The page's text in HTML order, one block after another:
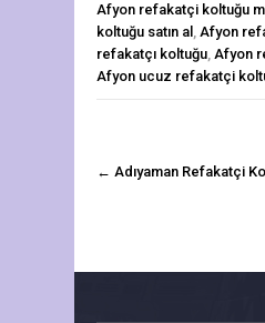
Afyon refakatçi koltuğu
koltuğu satın al , Afyon
refakatçı koltuğu, Afyon
Afyon ucuz refakatçi
← Adıyaman Refakatçi